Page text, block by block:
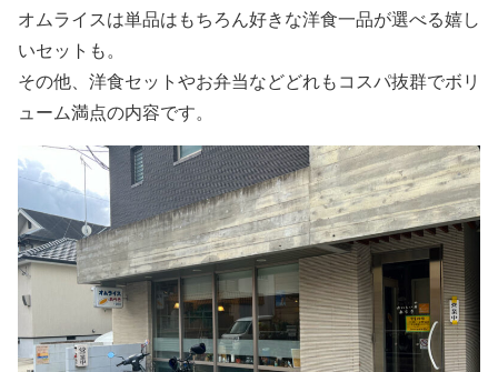
オムライスは単品はもちろん好きな洋食一品が選べる嬉し
いセットも。
その他、洋食セットやお弁当などどれもコスパ抜群でボリ
ューム満点の内容です。